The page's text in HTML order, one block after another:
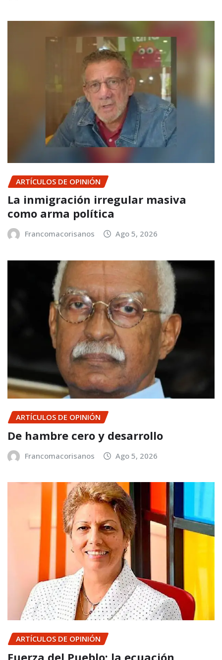
ARTÍCULOS DE OPINIÓN
La inmigración irregular masiva
como arma política
Francomacorisanos Ago 5, 2026
ARTÍCULOS DE OPINIÓN
De hambre cero y desarrollo
Francomacorisanos Ago 5, 2026
ARTÍCULOS DE OPINIÓN
Fuerza del Pueblo: la ecuación